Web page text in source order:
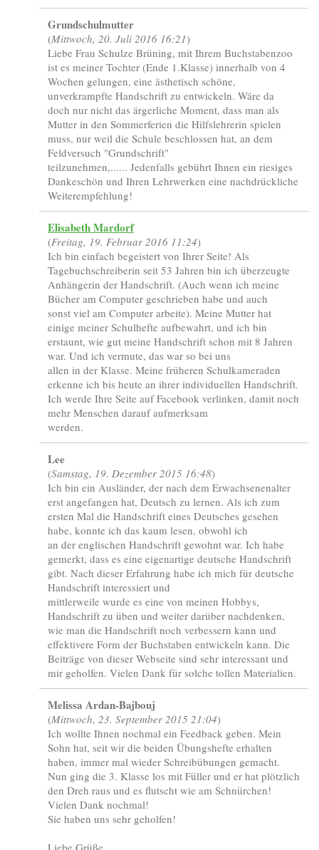
Grundschulmutter
(Mittwoch, 20. Juli 2016 16:21)
Liebe Frau Schulze Brüning, mit Ihrem Buchstabenzoo
ist es meiner Tochter (Ende 1.Klasse) innerhalb von 4
Wochen gelungen, eine ästhetisch schöne,
unverkrampfte Handschrift zu entwickeln. Wäre da
doch nur nicht das ärgerliche Moment, dass man als
Mutter in den Sommerferien die Hilfslehrerin spielen
muss, nur weil die Schule beschlossen hat, an dem
Feldversuch "Grundschrift"
teilzunehmen,...... Jedenfalls gebührt Ihnen ein riesiges
Dankeschön und Ihren Lehrwerken eine nachdrückliche
Weiterempfehlung!
Elisabeth Mardorf
(Freitag, 19. Februar 2016 11:24)
Ich bin einfach begeistert von Ihrer Seite! Als
Tagebuchschreiberin seit 53 Jahren bin ich überzeugte
Anhängerin der Handschrift. (Auch wenn ich meine
Bücher am Computer geschrieben habe und auch
sonst viel am Computer arbeite). Meine Mutter hat
einige meiner Schulhefte aufbewahrt, und ich bin
erstaunt, wie gut meine Handschrift schon mit 8 Jahren
war. Und ich vermute, das war so bei uns
allen in der Klasse. Meine früheren Schulkameraden
erkenne ich bis heute an ihrer individuellen Handschrift.
Ich werde Ihre Seite auf Facebook verlinken, damit noch
mehr Menschen darauf aufmerksam
werden.
Lee
(Samstag, 19. Dezember 2015 16:48)
Ich bin ein Ausländer, der nach dem Erwachsenenalter
erst angefangen hat, Deutsch zu lernen. Als ich zum
ersten Mal die Handschrift eines Deutsches gesehen
habe, konnte ich das kaum lesen, obwohl ich
an der englischen Handschrift gewohnt war. Ich habe
gemerkt, dass es eine eigenartige deutsche Handschrift
gibt. Nach dieser Erfahrung habe ich mich für deutsche
Handschrift interessiert und
mittlerweile wurde es eine von meinen Hobbys,
Handschrift zu üben und weiter darüber nachdenken,
wie man die Handschrift noch verbessern kann und
effektivere Form der Buchstaben entwickeln kann. Die
Beiträge von dieser Webseite sind sehr interessant und
mir geholfen. Vielen Dank für solche tollen Materialien.
Melissa Ardan-Bajbouj
(Mittwoch, 23. September 2015 21:04)
Ich wollte Ihnen nochmal ein Feedback geben. Mein
Sohn hat, seit wir die beiden Übungshefte erhalten
haben, immer mal wieder Schreibübungen gemacht.
Nun ging die 3. Klasse los mit Füller und er hat plötzlich
den Dreh raus und es flutscht wie am Schnürchen!
Vielen Dank nochmal!
Sie haben uns sehr geholfen!
Liebe Grüße